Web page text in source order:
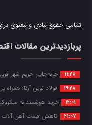
تمامی حقوق مادی و معنوی
پربازدیدترین مقالات
11:28 جابه‌جایی حریم شهر
19:28 فولاد نوین آرکا؛
12:01 خرید هوشمندانه
21:07 کاهش قیمت آهن آلات